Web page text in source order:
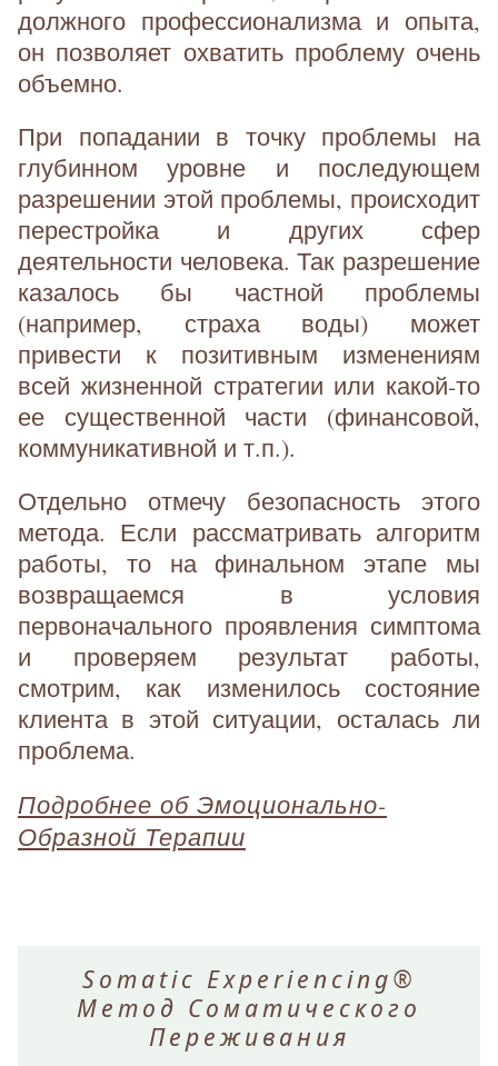
должного профессионализма и опыта,
он позволяет охватить проблему очень
объемно.
При попадании в точку проблемы на
глубинном уровне и последующем
разрешении этой проблемы, происходит
перестройка и других сфер
деятельности человека. Так разрешение
казалось бы частной проблемы
(например, страха воды) может
привести к позитивным изменениям
всей жизненной стратегии или какой-то
ее существенной части (финансовой,
коммуникативной и т.п.).
Отдельно отмечу безопасность этого
метода. Если рассматривать алгоритм
работы, то на финальном этапе мы
возвращаемся в условия
первоначального проявления симптома
и проверяем результат работы,
смотрим, как изменилось состояние
клиента в этой ситуации, осталась ли
проблема.
Подробнее об Эмоционально-
Образной Терапии
Somatic Experiencing®
Метод Соматического
Переживания